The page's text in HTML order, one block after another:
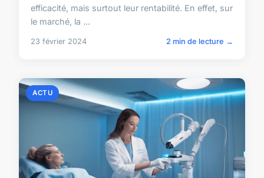
efficacité, mais surtout leur rentabilité. En effet, sur
le marché, la ...
23 février 2024 2 min de lecture →
ACTU